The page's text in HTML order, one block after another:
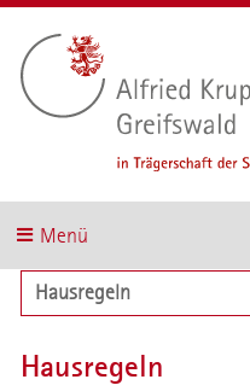
Menü
Hausregeln
Hausregeln